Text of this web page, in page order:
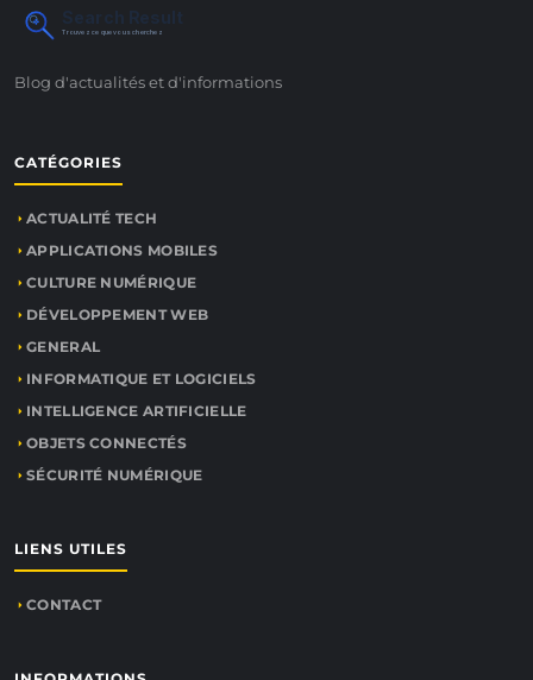
Search Result
Trouvez ce que vous cherchez
Blog d'actualités et d'informations
CATÉGORIES
ACTUALITÉ TECH
APPLICATIONS MOBILES
CULTURE NUMÉRIQUE
DÉVELOPPEMENT WEB
GENERAL
INFORMATIQUE ET LOGICIELS
INTELLIGENCE ARTIFICIELLE
OBJETS CONNECTÉS
SÉCURITÉ NUMÉRIQUE
LIENS UTILES
CONTACT